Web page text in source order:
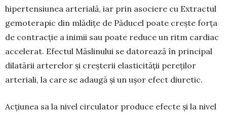
hipertensiunea ar­terială, iar prin asociere cu Extractul
gemoterapic din mlădițe de Păducel poa­te crește forța
de contracție a inimii sau poate re­duce un ritm cardiac
ac­ce­lerat. Efectul Măsli­nului se dato­rează în principal
dilatării arterelor și crește­rii elasticității pereților
arteriali, la care se adaugă și un ușor efect diuretic.
Acțiunea sa la nivel circulator produce efec­te și la nivel